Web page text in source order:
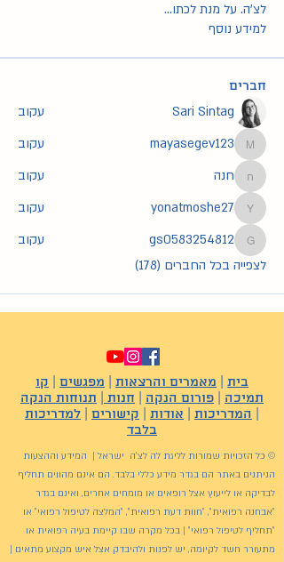
לצ'ה. על מנת לכתו...
למידע נוסף
חברים
Sari Sintag עקוב
mayasegev123
mayasegev123 עקוב
חנהחנה עקוב
yonatmoshe27
yonatmoshe27 עקוב
gs0583254812
gs0583254812
עקוב
לצפייה בכל החברים (178)
בית מאמרים והרצאות מפגשים
קו
תמיכה
פורום הנקה חנות
תנוחות הנקה
המדריכות אודות קישורים
למדריכות
בלבד
© כל הזכויות שמורות לליגת לה לצ'ה ישראל | המידע וההצעות
הניתנים באתר הם בגדר מידע כללי בלבד. הם אינם מהווים תחליף
לבדיקה או לייעוץ אצל רופאים או מומחים אחרים, ואינם בגדר
"אבחנה רפואית", "חוות דעת רפואית", "המלצה לטיפול רפואי" או
"תחליף לטיפול רפואי" | בכל מקרה שבו קיימת בעיה רפואית או
מתעורר חשד לקיומה, יש לפנות ולהיבדק אצל איש מקצוע מתאים |